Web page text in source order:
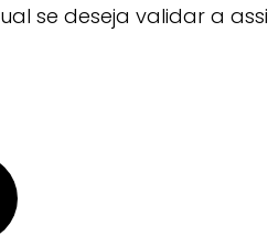
se deseja validar a